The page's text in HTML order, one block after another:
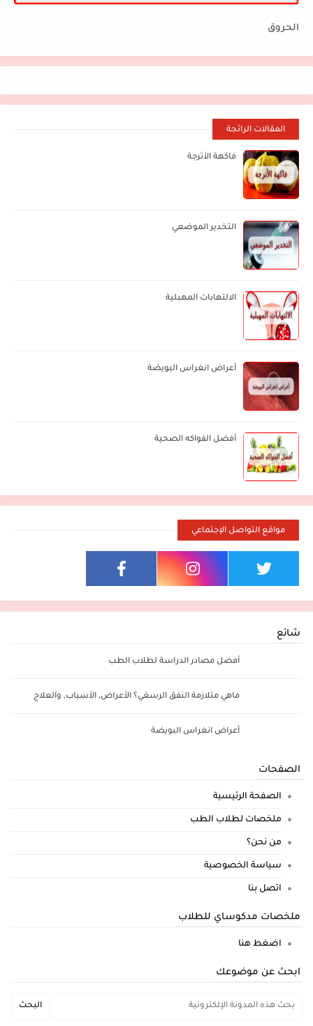
الحروق
المقالات الرائجة
فاكهة الأترجة
التخدير الموضعي
الالتهابات المهبلية
أعراض انغراس البويضة
أفضل الفواكه الصحية
مواقع التواصل الإجتماعي
شائع
أفضل مصادر الدراسة لطلاب الطب
ماهي متلازمة النفق الرسغي؟ الأعراض, الأسباب, والعلاج
أعراض انغراس البويضة
الصفحات
الصفحة الرئيسية
ملخصات لطلاب الطب
من نحن؟
سياسة الخصوصية
اتصل بنا
ملخصات مدكوساي للطلاب
اضغط هنا
ابحث عن موضوعك